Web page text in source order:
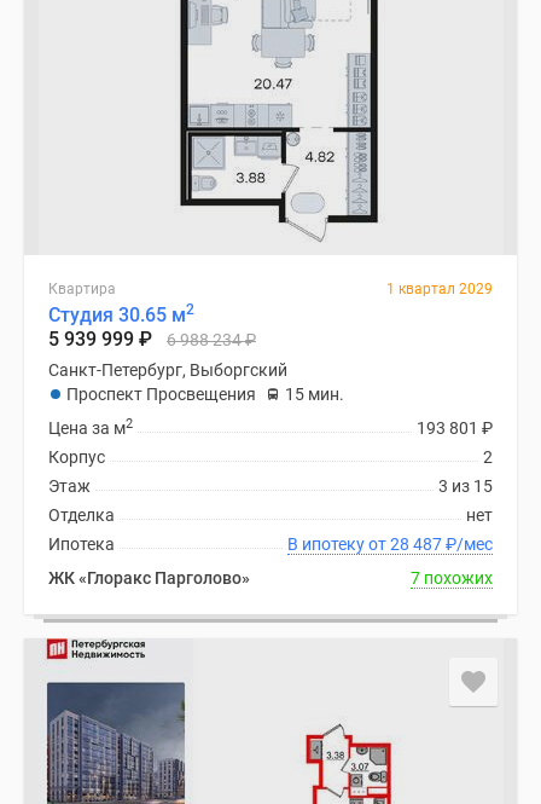
Квартира 1 квартал 2029
Студия 30.65 м2
5 939 999 ₽ 6 988 234₽
Санкт-Петербург, Выборгский
Проспект Просвещения
15 мин.
193 801 ₽
Цена за м2
2
Корпус
3 из 15
Этаж
нет
Отделка
В ипотеку от 28 487₽/мес
Ипотека
ЖК «Глоракс Парголово»
7 похожих